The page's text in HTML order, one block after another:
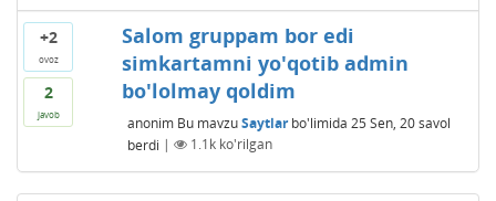
+2
ovoz
2
javob
Salom gruppam bor edi
simkartamni yo'qotib admin
bo'lolmay qoldim
anonim Bu mavzuSaytlarbo'limida 25 Sen, 20 savol
berdi | 1.1kko'rilgan